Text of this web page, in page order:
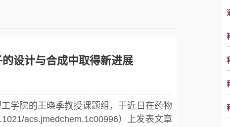
设计与合成中取得新进展
学院的王晓季教授课题组，于近日在药物
acs.jmedchem.1c00996）上发表文章